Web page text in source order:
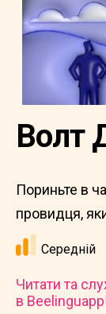
Волт
Пориньте в
провидця,
Середній
Читати та
в